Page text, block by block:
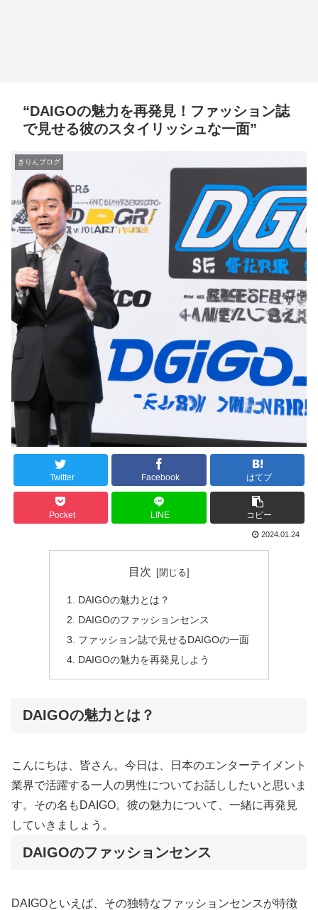
“DAIGOの魅力を再発見！ファッション誌
で見せる彼のスタイリッシュな一面”
きりんブログ
Twitter Facebook はてブ
Pocket LINE コピー
2024.01.24
目次
DAIGOの魅力とは？
DAIGOのファッションセンス
ファッション誌で見せるDAIGOの一面
DAIGOの魅力を再発見しよう
DAIGOの魅力とは？
こんにちは、皆さん。今日は、日本のエンターテイメント
業界で活躍する一人の男性についてお話ししたいと思いま
す。その名もDAIGO。彼の魅力について、一緒に再発見
していきましょう。
DAIGOのファッションセンス
DAIGOといえば、その独特なファッションセンスが特徴